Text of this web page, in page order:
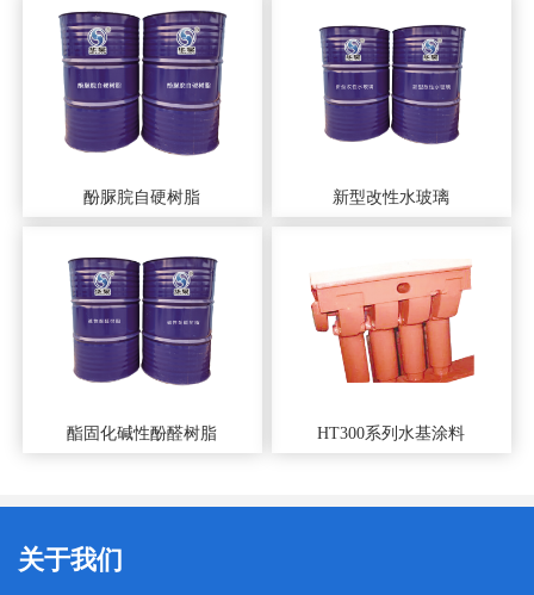
酚脲脘自硬树脂 新型改性水玻璃
酯固化碱性酚醛树脂 HT300系列水基涂料
关于我们